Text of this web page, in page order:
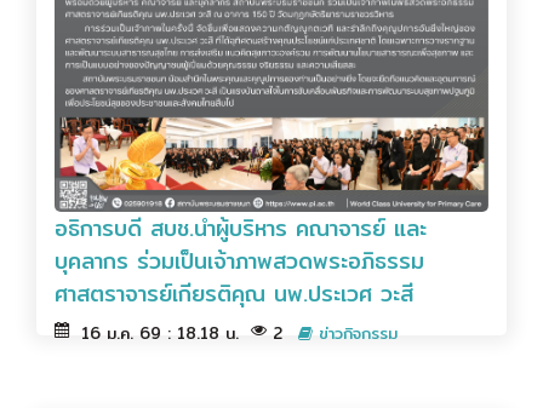
อธิการบดี สบช.นำผู้บริหาร คณาจารย์ และ
บุคลากร ร่วมเป็นเจ้าภาพสวดพระอภิธรรม
ศาสตราจารย์เกียรติคุณ นพ.ประเวศ วะสี
16 ม.ค. 69 : 18.18 น. 2 ข่าวกิจกรรม